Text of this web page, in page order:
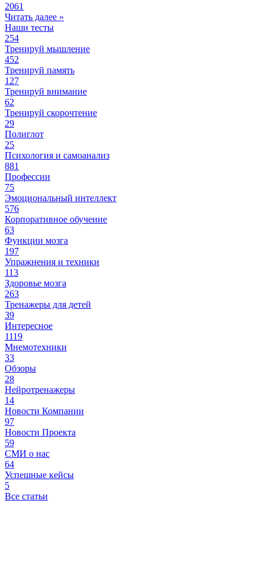
2061
Читать далее »
Наши тесты
254
Тренируй мышление
452
Тренируй память
127
Тренируй внимание
62
Тренируй скорочтение
29
Полиглот
25
Психология и самоанализ
881
Профессии
75
Эмоциональный интеллект
576
Корпоративное обучение
63
Функции мозга
197
Упражнения и техники
113
Здоровье мозга
263
Тренажеры для детей
39
Интересное
1119
Мнемотехники
33
Обзоры
28
Нейротренажеры
14
Новости Компании
97
Новости Проекта
59
СМИ о нас
64
Успешные кейсы
5
Все статьи